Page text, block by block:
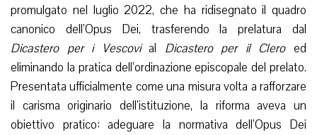
promulgato nel luglio 2022, che ha ridisegnato il quadro
canonico dell’Opus Dei, trasferendo la prelatura dal
Dicastero per i Vescovial Dicastero per il Cleroed
eliminando la pratica dell’ordinazione episcopale del prelato.
Presentata ufficialmente come una misura volta a rafforzare
il carisma originario dell’istituzione, la riforma aveva un
obiettivo pratico: adeguare la normativa dell’Opus Dei